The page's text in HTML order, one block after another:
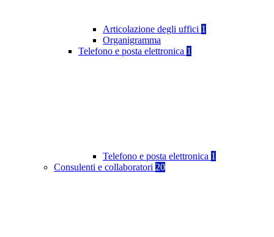
Articolazione degli uffici 1
Organigramma
Telefono e posta elettronica 1
Telefono e posta elettronica 1
Consulenti e collaboratori 20